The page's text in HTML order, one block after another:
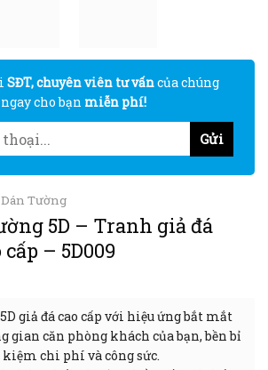
SĐT, chuyên viên tư vấncủa chúng
cho bạn miễn phí!
Tường
5D – Tranh giả đá
– 5D009
giả đá cao cấp với hiệu ứng bắt mắt
gian căn phòng khách của bạn, bền bỉ
chi phí và công sức.